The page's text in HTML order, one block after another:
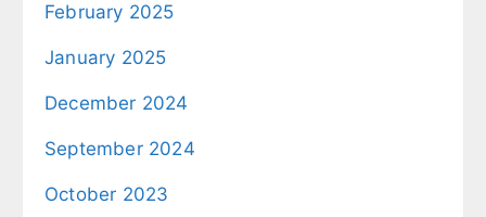
February 2025
January 2025
December 2024
September 2024
October 2023